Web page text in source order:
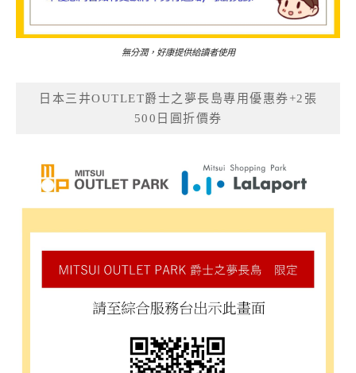
無分潤，好康提供給讀者使用
日本三井OUTLET爵士之夢長島專用優惠券+2張
500日圓折價券